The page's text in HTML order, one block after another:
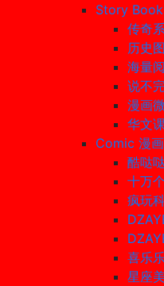
Story
传奇
历史
海量
说不
漫画
华文
Comic 漫画
酷哒
十万
疯玩
喜乐
星座